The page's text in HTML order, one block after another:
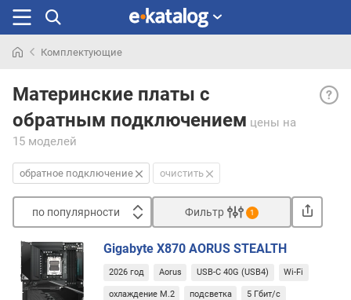
раньше
Комплектующие
Материнские платы с
обратным подключением цены на
15 моделей
обратное подключение очистить
по популярности
п
о
п
Фильтр 1
Gigabyte X870 AORUS STEALTH
2026 год Aorus USB-C 40G (USB4) Wi-Fi
охлаждение M.2 подсветка 5 Гбит/с